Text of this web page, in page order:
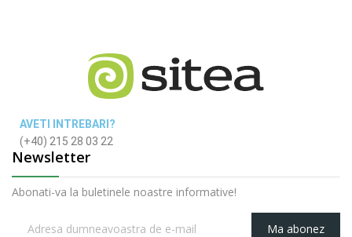
AVETI INTREBARI?
(+40) 215 28 03 22
Newsletter
Abonati-va la buletinele noastre informative!
Ma abonez